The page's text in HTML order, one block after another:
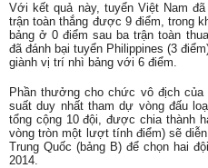
Với kết quả này, tuyển Việt Nam
trận toàn thắng được 9 điểm, trong
bảng ở 0 điểm sau ba trận toàn
đã đánh bại tuyển Philippines (3
giành vị trí nhì bảng với 6 điểm.
Phần thưởng cho chức vô địch
suất duy nhất tham dự vòng đấu
tổng cộng 10 đội, được chia thành
vòng tròn một lượt tính điểm) sẽ
Trung Quốc (bảng B) để chọn hai
2014.